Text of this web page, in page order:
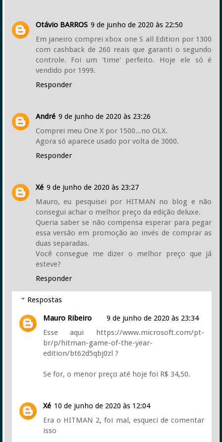
Otávio BARROS 9 de junho de 2020 às 22:50
Em janeiro comprei xbox one S all Edition por 1300
com cashback de 260 reais que garanti o segundo
controle. Foi um 'time' perfeito. Hoje ele só é
vendido por 1999.
Responder
André 9 de junho de 2020 às 23:26
Comprei meu One X por 1500...no OLX.
Agora só aparece usado por volta de 3000.
Responder
Xé 9 de junho de 2020 às 23:27
Mauro, eu pesquisei por HITMAN no blog e não
consegui achar o melhor preço da edição deluxe.
Queria saber se não compensa esperar para pegar
essa versão em promoção ao invés de comprar as
duas separadas.
Você consegue me dizer o melhor preço que já
esteve?
Responder
Respostas
Mauro Ribeiro
9 de junho de 2020 às 23:34
Esse aqui https://www.microsoft.com/pt-
br/p/hitman-game-of-the-year-
edition/bt62d5qbj0zl ?
Se for, o menor preço até hoje foi R$ 34,50.
Xé 10 de junho de 2020 às 12:04
Era o HITMAN 2, foi mal, esqueci de comentar
isso